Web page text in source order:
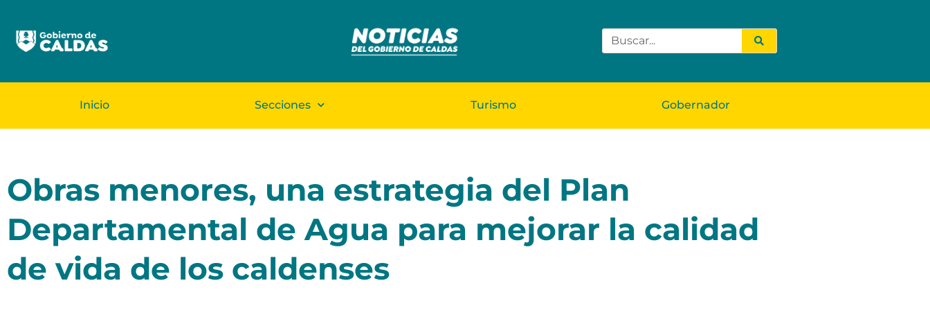
Inicio Secciones Turismo Gobernador
Obras menores, una estrategia del Plan
Departamental de Agua para mejorar la calidad
de vida de los caldenses